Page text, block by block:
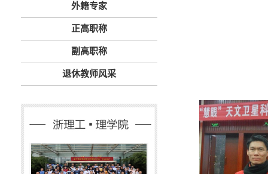
外籍专家
正高职称
副高职称
退休教师风采